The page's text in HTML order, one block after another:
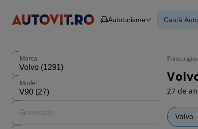
Autoturisme
Autoturisme Caută
Prima pagina
27 de
Volvo
Marca
Model